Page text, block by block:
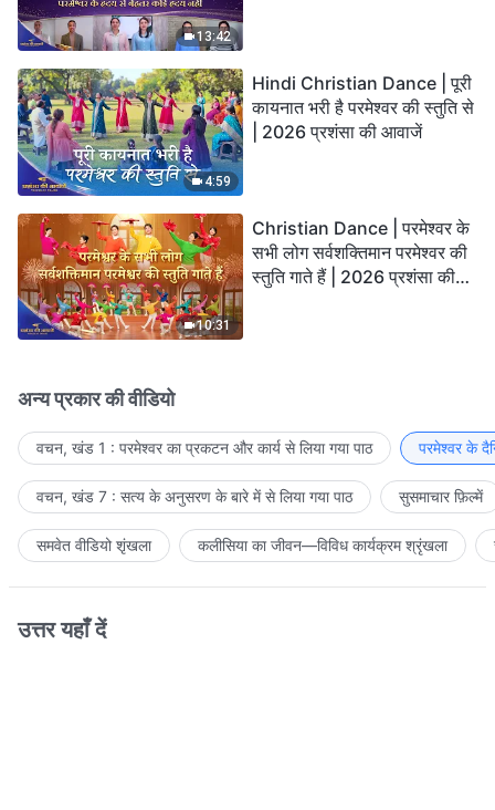
13:42
4:59
Hindi Christian Dance | पूरी
कायनात भरी है परमेश्वर की स्तुति से
| 2026 प्रशंसा की आवाजें
10:31
Christian Dance | परमेश्वर के
सभी लोग सर्वशक्तिमान परमेश्वर की
स्तुति गाते हैं | 2026 प्रशंसा की
अन्य प्रकार की वीडियो
वचन, खंड 1 : परमेश्वर का प्रकटन और कार्य से लिया गया पाठ परमेश्वर के
वचन, खंड 7 : सत्य के अनुसरण के बारे में से लिया गया पाठ सुसमाचार फ़िल्में
समवेत वीडियो शृंखला कलीसिया का जीवन—विविध कार्यक्रम श्रृंखला
उत्तर यहाँ दें